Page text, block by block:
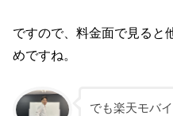
ですので、料金面で見ると
めですね。
でも楽天モバ